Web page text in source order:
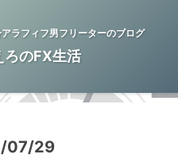
ラフィフ男フリーターのブログ
ろのFX生活
07/29